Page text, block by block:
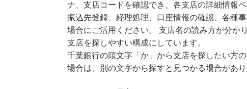
ナ、支店コードを確認でき、各支店の詳細情報
振込先登録、経理処理、口座情報の確認、各種
場合にご活用ください。 支店名の読み方が分か
支店を探しやすい構成にしています。
千葉銀行の頭文字「か」から支店を探したい方
場合は、別の文字から探すと見つかる場合があり